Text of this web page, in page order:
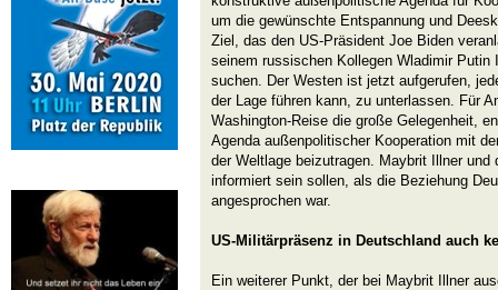
um die gewünschte Entspannung und
Ziel, das den US-Präsident Joe Biden
seinem russischen Kollegen Wladimir Putin
suchen. Der Westen ist jetzt aufgerufen,
der Lage führen kann, zu unterlassen. Für
Washington-Reise die große Gelegenheit,
Agenda außenpolitischer Kooperation mit
der Weltlage beizutragen. Maybrit Illner und
informiert sein sollen, als die Beziehung
angesprochen war.
US-Militärpräsenz in Deutschland auch
Ein weiterer Punkt, der bei Maybrit Illner